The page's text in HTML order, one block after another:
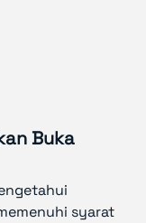
Buka
syarat